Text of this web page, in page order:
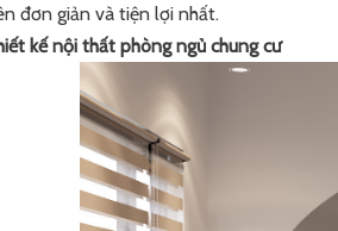
đơn giản và tiện lợi nhất.
kế nội thất phòng ngủ chung cư